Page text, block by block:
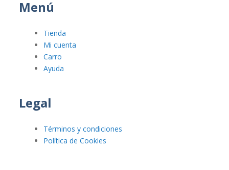
Menú
Tienda
Mi cuenta
Carro
Ayuda
Legal
Términos y condiciones
Política de Cookies